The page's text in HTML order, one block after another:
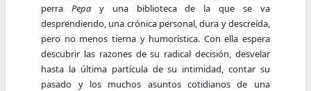
perraPepa y una biblioteca de la que se va
desprendiendo, una crónica personal, dura y descreída,
pero no menos tierna y humorística. Con ella espera
descubrir las razones de su radical decisión, desvelar
hasta la última partícula de su intimidad, contar su
pasado y los muchos asuntos cotidianos de una